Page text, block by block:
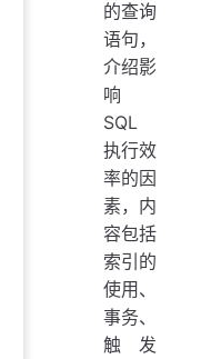
的查询
语句，
介绍影
响
SQL
执行效
率的因
素，内
容包括
索引的
使用、
事务、
触发